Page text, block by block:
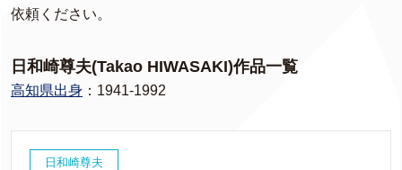
依頼ください。
日和崎尊夫(Takao HIWASAKI)作品一覧
高知県出身 ：1941-1992
日和崎尊夫